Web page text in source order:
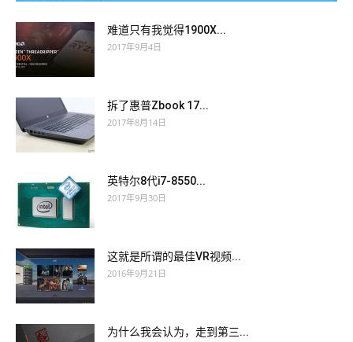
难道只有我觉得1900X...
2017年9月4日
拆了惠普Zbook 17...
2017年8月14日
英特尔8代i7-8550...
2017年9月30日
这就是所谓的最佳VR视频...
2016年9月21日
为什么我会认为，走到第三...